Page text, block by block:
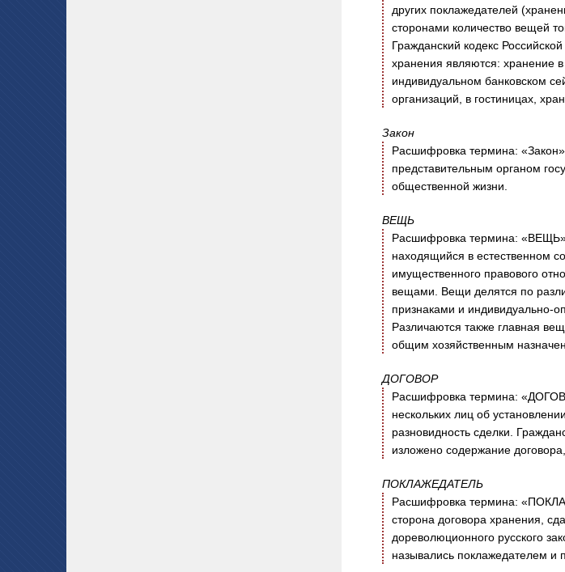
других поклажедателей
сторонами количество вещей
Гражданский кодекс
хранения являются: хранение
индивидуальном банковском
организаций, в гостиницах,
Закон
Расшифровка термина:
представительным органом
общественной жизни.
ВЕЩЬ
Расшифровка термина:
находящийся в естественном
имущественного правового
вещами. Вещи делятся по
признаками и
Различаются также главная
общим хозяйственным
ДОГОВОР
Расшифровка термина:
нескольких лиц об
разновидность сделки.
изложено содержание
ПОКЛАЖЕДАТЕЛЬ
Расшифровка термина:
сторона договора хранения,
дореволюционного русского
назывались поклажедателем и